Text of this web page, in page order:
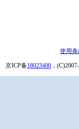
使用
京ICP备18023400 ，